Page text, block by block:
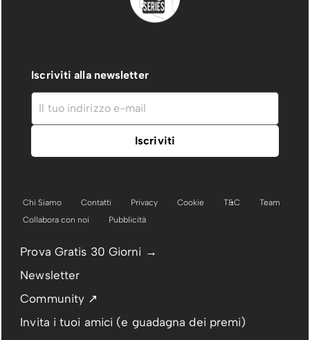
Iscriviti alla newsletter
Chi Siamo Contatti Privacy Cookie T&C
Team
Collabora con noi
Pubblicità
Prova Gratis 30 Giorni →
Newsletter
Community ↗
Invita i tuoi amici (e guadagna dei premi)